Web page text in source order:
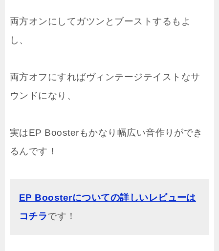
両方オンにしてガツンとブーストするもよ
し、
両方オフにすればヴィンテージテイストなサ
ウンドになり、
実はEP Boosterもかなり幅広い音作りができ
るんです！
EP Boosterについての詳しいレビューは
コチラです！